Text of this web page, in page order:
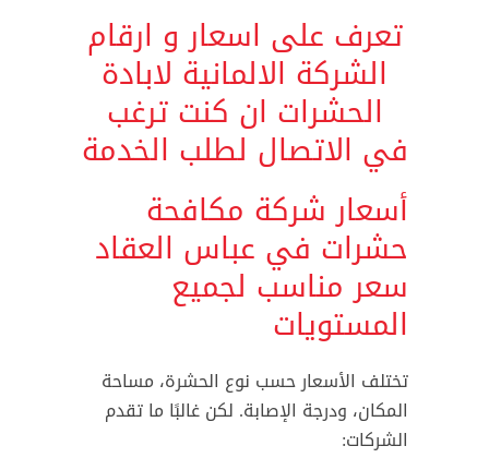
تعرف على اسعار و ارقام
الشركة الالمانية لابادة
الحشرات ان كنت ترغب
في الاتصال لطلب الخدمة
أسعار شركة مكافحة
حشرات في عباس العقاد
سعر مناسب لجميع
المستويات
تختلف الأسعار حسب نوع الحشرة، مساحة
المكان، ودرجة الإصابة. لكن غالبًا ما تقدم
الشركات: